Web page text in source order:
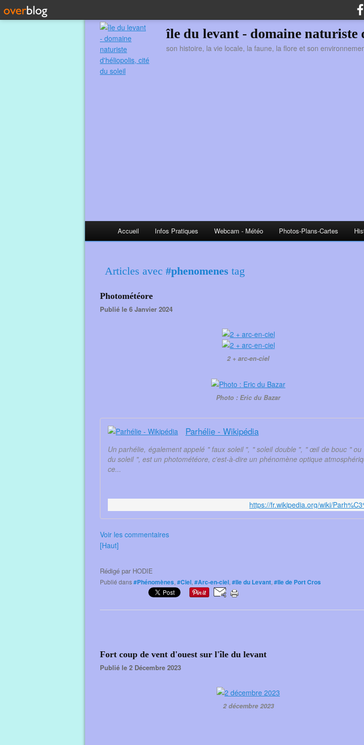
île du levant - domaine naturiste
son histoire, la vie locale, la faune, la flore et son
Accueil Infos Pratiques Webcam - Météo Photos-Plans-Cartes
Articles avec #phenomenes tag
Photométéore
Publié le 6 Janvier 2024
2 + arc-en-ciel
Photo : Eric du Bazar
Parhélie - Wikipédia
Un parhélie, également appelé " faux soleil ", " soleil double ", " œil de bouc " ou
du soleil ", est un photométéore, c'est-à-dire un phénomène optique
ce...
https://fr.wikipedia.org/wiki/
Voir les commentaires
[Haut]
Rédigé par HODIE
Publié dans#Phénomènes, #Ciel, #Arc-en-ciel, #Ile du Levant, #Ile de Port Cros
Fort coup de vent d'ouest sur l'île du levant
Publié le 2 Décembre 2023
2 décembre 2023